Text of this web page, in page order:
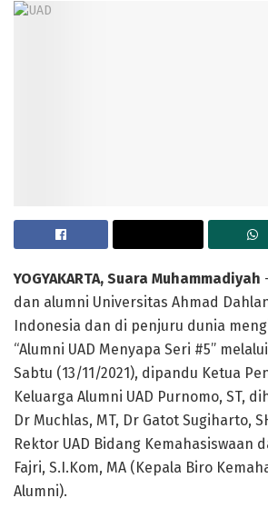
YOGYAKARTA, Suara Muhammadiyah
dan alumni Universitas Ahmad
Indonesia dan di penjuru dunia
“Alumni UAD Menyapa Seri #5”
Sabtu (13/11/2021), dipandu Ketua
Keluarga Alumni UAD Purnomo, ST,
Dr Muchlas, MT, Dr Gatot Sugiharto,
Rektor UAD Bidang Kemahasiswaan
Fajri, S.I.Kom, MA (Kepala Biro
Alumni).